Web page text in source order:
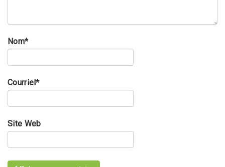
Nom*
Courriel*
Site Web